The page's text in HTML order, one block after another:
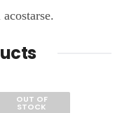
OUT OF
STOCK